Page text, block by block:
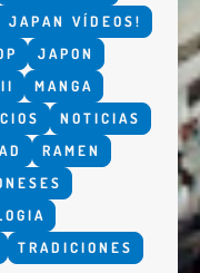
JAPAN VÍDEOS!
JAPON
MANGA
NOTICIAS
RAMEN
TRADICIONES